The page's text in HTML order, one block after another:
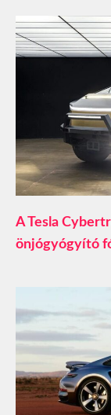
A Tesla
önjógyógyító